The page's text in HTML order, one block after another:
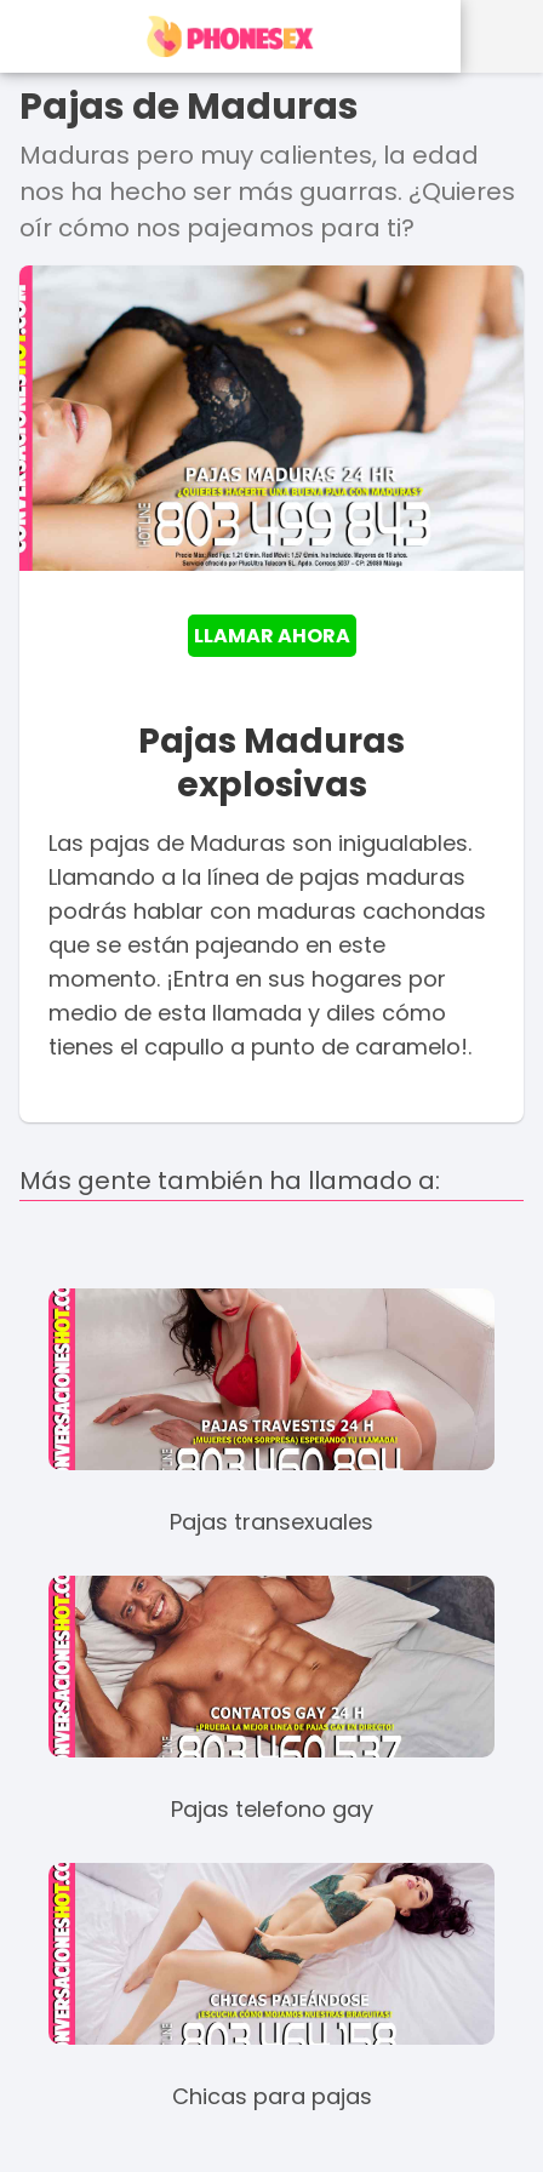
Pajas de Maduras
Maduras pero muy calientes, la edad
nos ha hecho ser más guarras. ¿Quieres
oír cómo nos pajeamos para ti?
LLAMAR AHORA
Pajas Maduras
explosivas
Las pajas de Maduras son inigualables.
Llamando a la línea de pajas maduras
podrás hablar con maduras cachondas
que se están pajeando en este
momento. ¡Entra en sus hogares por
medio de esta llamada y diles cómo
tienes el capullo a punto de caramelo!.
Más gente también ha llamado a:
Pajas transexuales
Pajas telefono gay
Chicas para pajas